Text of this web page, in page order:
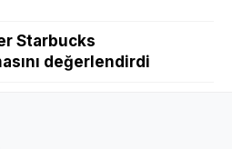
Starbucks
değerlendirdi